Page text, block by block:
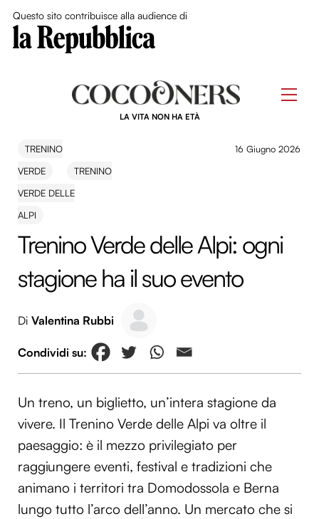
Questo sito contribuisce alla audience di
LA VITA NON HA ETÀ
TRENINO
VERDE
TRENINO
VERDE DELLE
ALPI
16 Giugno 2026
Trenino Verde delle Alpi: ogni
stagione ha il suo evento
Di Valentina Rubbi
Un treno, un biglietto, un’intera stagione da
vivere. Il Trenino Verde delle Alpi va oltre il
paesaggio: è il mezzo privilegiato per
raggiungere eventi, festival e tradizioni che
animano i territori tra Domodossola e Berna
lungo tutto l’arco dell’anno. Un mercato che si